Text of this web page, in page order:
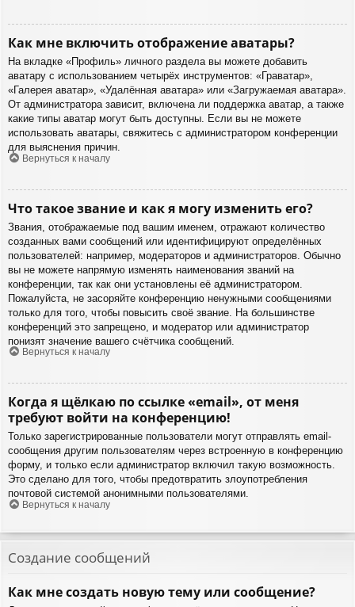
Как мне включить отображение аватары?
На вкладке «Профиль» личного раздела вы можете добавить
аватару с использованием четырёх инструментов: «Граватар»,
«Галерея аватар», «Удалённая аватара» или «Загружаемая аватара».
От администратора зависит, включена ли поддержка аватар, а также
какие типы аватар могут быть доступны. Если вы не можете
использовать аватары, свяжитесь с администратором конференции
для выяснения причин.
Вернуться к началу
Что такое звание и как я могу изменить его?
Звания, отображаемые под вашим именем, отражают количество
созданных вами сообщений или идентифицируют определённых
пользователей: например, модераторов и администраторов. Обычно
вы не можете напрямую изменять наименования званий на
конференции, так как они установлены её администратором.
Пожалуйста, не засоряйте конференцию ненужными сообщениями
только для того, чтобы повысить своё звание. На большинстве
конференций это запрещено, и модератор или администратор
понизят значение вашего счётчика сообщений.
Вернуться к началу
Когда я щёлкаю по ссылке «email», от меня
требуют войти на конференцию!
Только зарегистрированные пользователи могут отправлять email-
сообщения другим пользователям через встроенную в конференцию
форму, и только если администратор включил такую возможность.
Это сделано для того, чтобы предотвратить злоупотребления
почтовой системой анонимными пользователями.
Вернуться к началу
Создание сообщений
Как мне создать новую тему или сообщение?